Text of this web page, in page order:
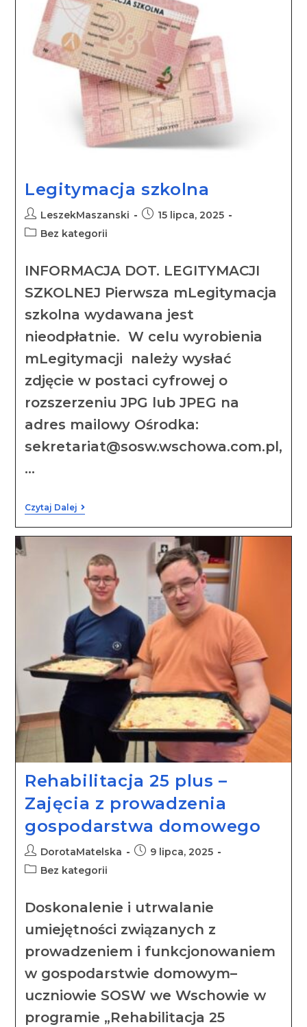
Legitymacja szkolna
LeszekMaszanski
15 lipca, 2025
Bez kategorii
INFORMACJA DOT. LEGITYMACJI
SZKOLNEJ Pierwsza mLegitymacja
szkolna wydawana jest
nieodpłatnie. W celu wyrobienia
mLegitymacji należy wysłać
zdjęcie w postaci cyfrowej o
rozszerzeniu JPG lub JPEG na
adres mailowy Ośrodka:
sekretariat@sosw.wschowa.com.pl,
…
Czytaj Dalej
Rehabilitacja 25 plus –
Zajęcia z prowadzenia
gospodarstwa domowego
DorotaMatelska
9 lipca, 2025
Bez kategorii
Doskonalenie i utrwalanie
umiejętności związanych z
prowadzeniem i funkcjonowaniem
w gospodarstwie domowym–
uczniowie SOSW we Wschowie w
programie „Rehabilitacja 25